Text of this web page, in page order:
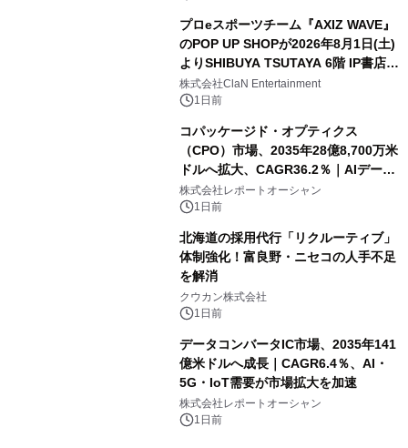
プロeスポーツチーム『AXIZ WAVE』
のPOP UP SHOPが2026年8月1日(土)
よりSHIBUYA TSUTAYA 6階 IP書店で
開催決定！！
株式会社ClaN Entertainment
1日前
コパッケージド・オプティクス
（CPO）市場、2035年28億8,700万米
ドルへ拡大、CAGR36.2％｜AIデータ
センター・高速光通信需要が成長を加
速
株式会社レポートオーシャン
1日前
北海道の採用代行「リクルーティブ」
体制強化！富良野・ニセコの人手不足
を解消
クウカン株式会社
1日前
データコンバータIC市場、2035年141
億米ドルへ成長｜CAGR6.4％、AI・
5G・IoT需要が市場拡大を加速
株式会社レポートオーシャン
1日前